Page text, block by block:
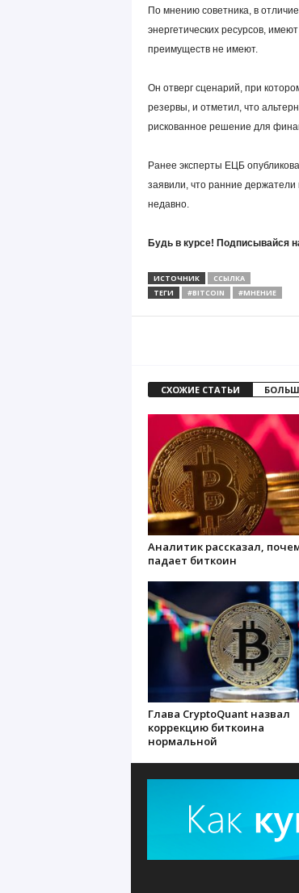
По мнению советника, в
энергетических ресурсов,
преимуществ не имеют.
Он отверг сценарий, при
резервы, и отметил, что
рискованное решение для
Ранее эксперты ЕЦБ
заявили, что ранние
недавно.
Будь в курсе! Подписывайся
ИСТОЧНИК
ССЫЛКА
ТЕГИ
#BITCOIN #МНЕНИЕ
СХОЖИЕ СТАТЬИ
Аналитик рассказал,
падает биткоин
Глава CryptoQuant назвал
коррекцию биткоина
нормальной